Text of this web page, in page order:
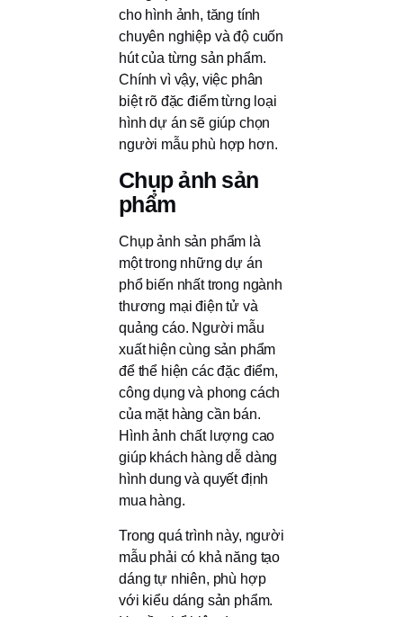
cho hình ảnh, tăng tính
chuyên nghiệp và độ cuốn
hút của từng sản phẩm.
Chính vì vậy, việc phân
biệt rõ đặc điểm từng loại
hình dự án sẽ giúp chọn
người mẫu phù hợp hơn.
Chụp ảnh sản
phẩm
Chụp ảnh sản phẩm là
một trong những dự án
phổ biến nhất trong ngành
thương mại điện tử và
quảng cáo. Người mẫu
xuất hiện cùng sản phẩm
để thể hiện các đặc điểm,
công dụng và phong cách
của mặt hàng cần bán.
Hình ảnh chất lượng cao
giúp khách hàng dễ dàng
hình dung và quyết định
mua hàng.
Trong quá trình này, người
mẫu phải có khả năng tạo
dáng tự nhiên, phù hợp
với kiểu dáng sản phẩm.